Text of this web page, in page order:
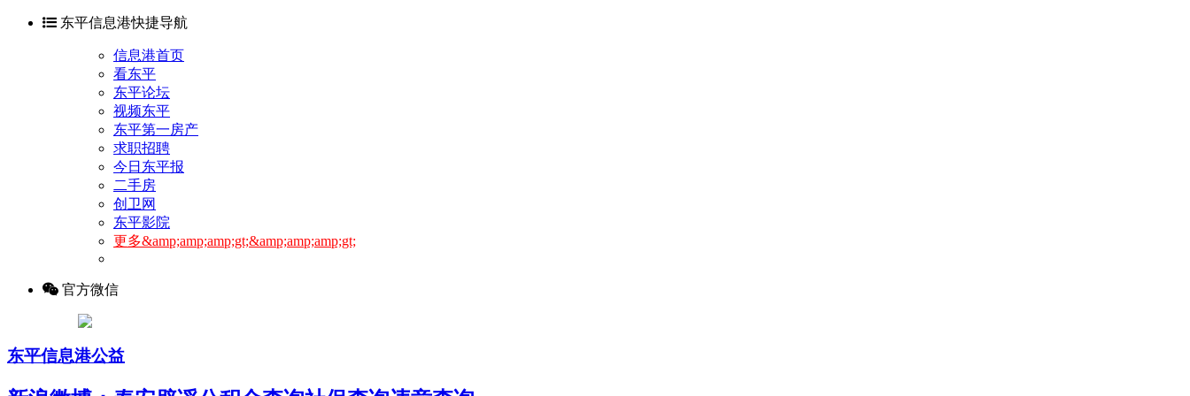
东平信息港快捷导航
信息港首页
看东平
东平论坛
视频东平
东平第一房产
求职招聘
今日东平报
二手房
创卫网
东平影院
更多&amp;amp;amp;gt;&amp;amp;amp;gt;
官方微信
东平信息港公益